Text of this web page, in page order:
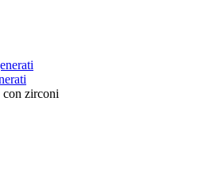
con zirconi